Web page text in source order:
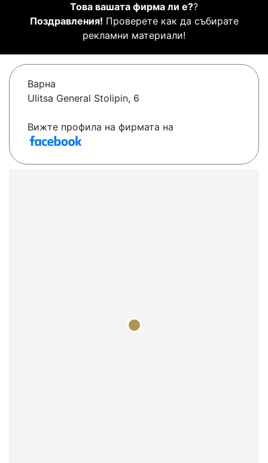
Това вашата фирма ли е??
Поздравления! Проверете как да събирате
рекламни материали!
Варна
Ulitsa General Stolipin, 6
Вижте профила на фирмата на